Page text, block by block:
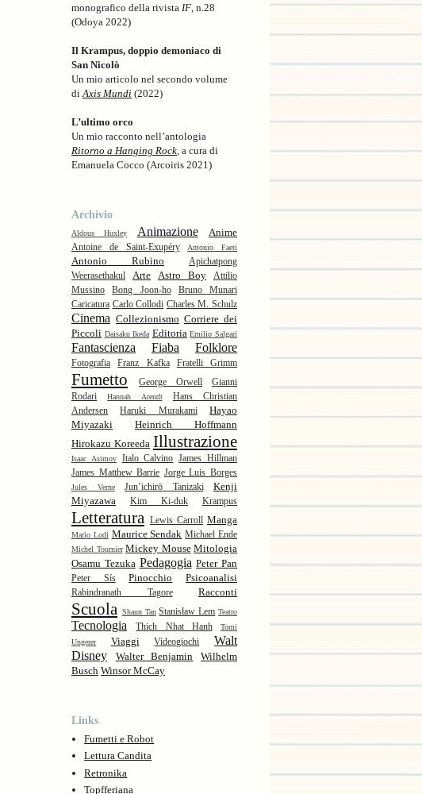
monografico della rivista IF , n.28
(Odoya 2022)
Il Krampus, doppio demoniaco di
San Nicolò
Un mio articolo nel secondo volume
di Axis Mundi (2022)
L’ultimo orco
Un mio racconto nell’antologia
Ritorno a Hanging Rock , a cura di
Emanuela Cocco (Arcoiris 2021)
Archivio
Aldous Huxley Animazione Anime
Antoine de Saint-Exupéry Antonio Faeti
Antonio Rubino
Apichatpong
Weerasethakul
Arte Astro Boy
Attilio
Mussino
Bong Joon-ho
Bruno Munari
Caricatura Carlo Collodi Charles M. Schulz
Cinema Collezionismo Corriere dei
Piccoli Daisaku Ikeda Editoria Emilio Salgari
Fantascienza Fiaba Folklore
Fotografia Franz Kafka Fratelli Grimm
Fumetto George Orwell
Gianni
Rodari
Hannah Arendt
Hans Christian
Andersen
Haruki Murakami
Hayao
Miyazaki
Heinrich Hoffmann
Hirokazu Koreeda Illustrazione
Isaac Asimov Italo Calvino James Hillman
James Matthew Barrie Jorge Luis Borges
Jules Verne Jun’ichirō Tanizaki
Kenji
Miyazawa
Kim Ki-duk Krampus
Letteratura Lewis Carroll Manga
Mario Lodi Maurice Sendak Michael Ende
Michel Tournier Mickey Mouse Mitologia
Osamu Tezuka Pedagogia Peter Pan
Peter Sís Pinocchio Psicoanalisi
Rabindranath Tagore Racconti
Scuola Shaun Tan Stanisław Lem Teatro
Tecnologia Thich Nhat Hanh
Tomi
Ungerer
Viaggi Videogiochi
Walt
Disney
Walter Benjamin
Wilhelm
Busch Winsor McCay
Links
Fumetti e Robot
Lettura Candita
Retronika
Topfferiana